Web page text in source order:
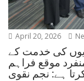
April 20, 2026
برادریوں کی خدمت کے
موقع فراہم
ہے: نجم نقوی